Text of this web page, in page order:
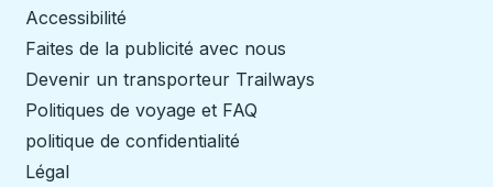
Accessibilité
Faites de la publicité avec nous
Devenir un transporteur Trailways
Politiques de voyage et FAQ
politique de confidentialité
Légal